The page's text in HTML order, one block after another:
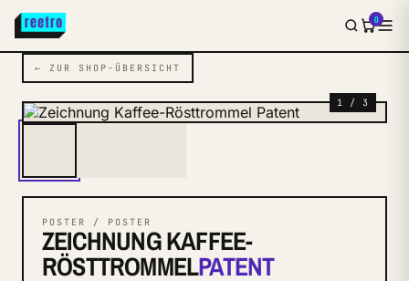
0
← ZUR SHOP-ÜBERSICHT
1 / 3
POSTER / POSTER
ZEICHNUNG KAFFEE-
RÖSTTROMMELPATENT